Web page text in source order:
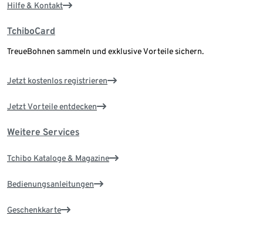
Hilfe & Kontakt
TchiboCard
TreueBohnen sammeln und exklusive Vorteile sichern.
Jetzt kostenlos registrieren
Jetzt Vorteile entdecken
Weitere Services
Tchibo Kataloge & Magazine
Bedienungsanleitungen
Geschenkkarte